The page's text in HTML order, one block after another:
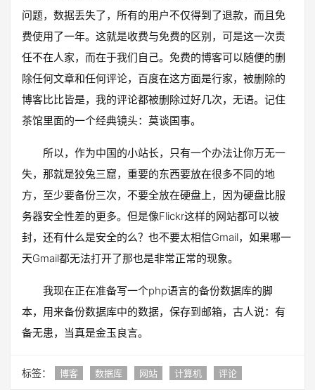
问题，数据丢失了，所有的用户不仅得到了退款，而且免
费使用了一年。这就是收费与免费的区别，可是这一次责
任不在人家，而在于我们自己。免费的博客可以随便的删
除任何文章和任何评论，百度在这方面是行家，被删除的
博客比比皆是，我的评论都被删除过好几次，无语。记住
茶馆里面的一个经典镜头：莫谈国事。
所以，作为中国的小站长，只有一个办法让你万无一
失，那就是狡兔三窟，重要的东西要放在很多不同的地
方，至少要备份三次，不要全放在硬盘上，因为硬盘比服
务器安全性差的更多。但是像Flickr这样的网站都可以被
封，还有什么是安全的么？也不要太相信Gmail，如果哪一
天Gmail都无法打开了那也是非常正常的现象。
我现在正在准备写一个php语言的备份数据库的脚
本，用来备份数据库中的数据，保存到邮箱，古人说：有
备无患，当真是金玉良言。
标签： 博客 数据库 网站 计算机 评论